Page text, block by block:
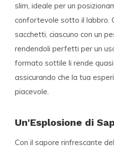
slim , ideale per un
confortevole sotto il labbro.
sacchetti , ciascuno con un
rendendoli perfetti per un
formato sottile li rende quasi
assicurando che la tua
piacevole.
Un'Esplosione di
Con il sapore rinfrescante